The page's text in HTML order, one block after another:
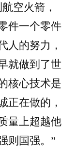
空火箭，
件一个零件
人的努力，
就做到了世
核心技术是
正在做的，
量上超越他
则国强。”